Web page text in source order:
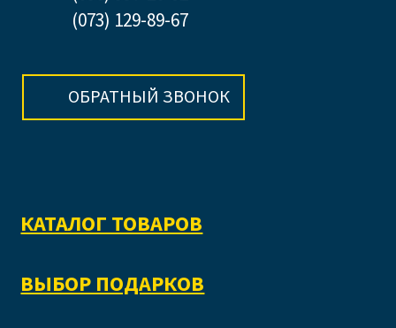
(073) 129-89-67
ОБРАТНЫЙ ЗВОНОК
КАТАЛОГ ТОВАРОВ
ВЫБОР ПОДАРКОВ